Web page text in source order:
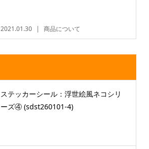
2021.01.30 商品について
ステッカーシール：浮世絵風ネコシリ
ーズ④ (sdst260101-4)